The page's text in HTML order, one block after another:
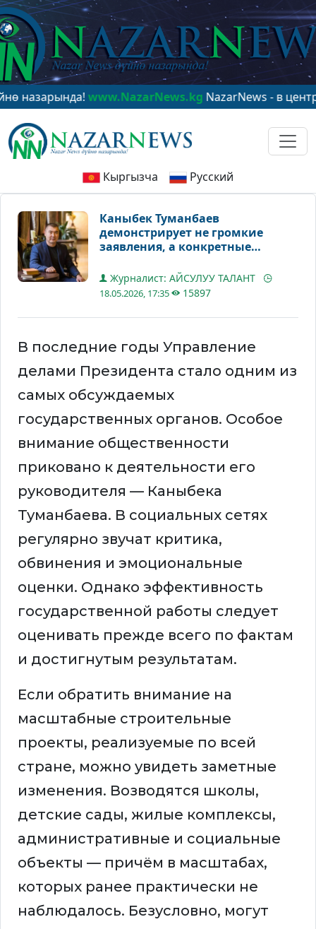
www.NazarNews.kgNazarNews - в центре
Кыргызча Русский
Каныбек Туманбаев
демонстрирует не громкие
заявления, а конкретные
Журналист: АЙСУЛУУ ТАЛАНТ
18.05.2026, 17:35 15897
В последние годы Управление
делами Президента стало одним из
самых обсуждаемых
государственных органов. Особое
внимание общественности
приковано к деятельности его
руководителя — Каныбека
Туманбаева. В социальных сетях
регулярно звучат критика,
обвинения и эмоциональные
оценки. Однако эффективность
государственной работы следует
оценивать прежде всего по фактам
и достигнутым результатам.
Если обратить внимание на
масштабные строительные
проекты, реализуемые по всей
стране, можно увидеть заметные
изменения. Возводятся школы,
детские сады, жилые комплексы,
административные и социальные
объекты — причём в масштабах,
которых ранее практически не
наблюдалось. Безусловно, могут